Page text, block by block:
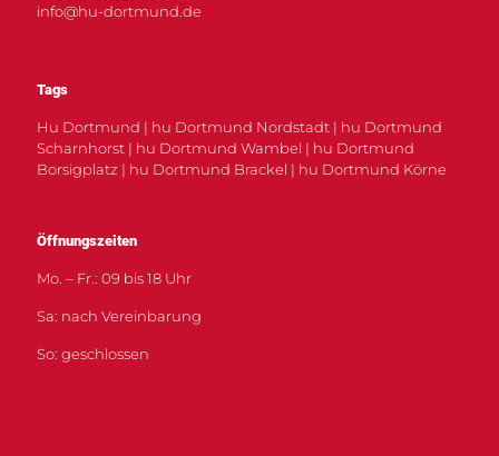
info@hu-dortmund.de
Tags
Hu Dortmund | hu Dortmund Nordstadt | hu Dortmund
Scharnhorst | hu Dortmund Wambel | hu Dortmund
Borsigplatz | hu Dortmund Brackel | hu Dortmund Körne
Öffnungszeiten
Mo. – Fr.: 09 bis 18 Uhr
Sa: nach Vereinbarung
So: geschlossen